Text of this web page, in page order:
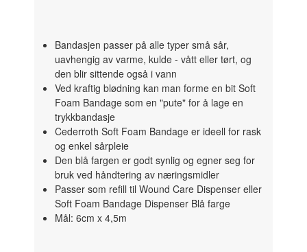
Bandasjen passer på alle typer små sår,
uavhengig av varme, kulde - vått eller tørt, og
den blir sittende også i vann
Ved kraftig blødning kan man forme en bit Soft
Foam Bandage som en "pute" for å lage en
trykkbandasje
Cederroth Soft Foam Bandage er ideell for rask
og enkel sårpleie
Den blå fargen er godt synlig og egner seg for
bruk ved håndtering av næringsmidler
Passer som refill til Wound Care Dispenser eller
Soft Foam Bandage Dispenser Blå farge
Mål: 6cm x 4,5m